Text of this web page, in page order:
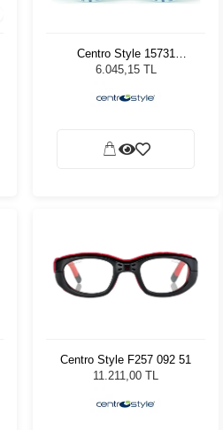
Centro Style 15731
Turkuaz 34
6.045,15 TL
Centro Style F257 092 51
11.211,00 TL